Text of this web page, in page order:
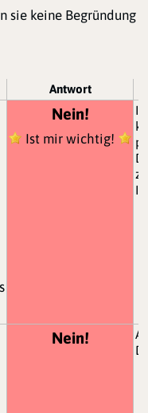
sie keine Begründung
Antwort
Nein!
Ist mir wichtig!
Nein!